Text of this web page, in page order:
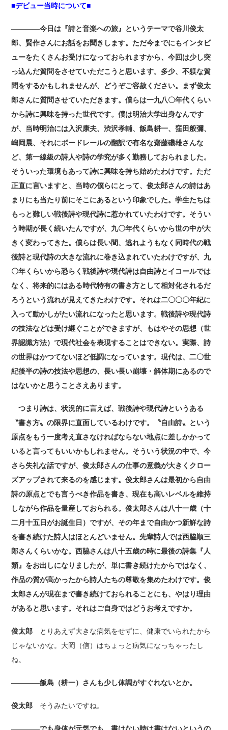
■デビュー当時について■
――――今日は『詩と音楽への旅』というテーマで谷川俊太
郎、賢作さんにお話をお聞きします。ただ今までにもインタビ
ューをたくさんお受けになっておられますから、今回は少し突
っ込んだ質問をさせていただこうと思います。多少、不躾な質
問をするかもしれませんが、どうぞご容赦ください。まず俊太
郎さんに質問させていただきます。僕らは一九八〇年代くらい
から詩に興味を持った世代です。僕は明治大学出身なんです
が、当時明治には入沢康夫、渋沢孝輔、飯島耕一、窪田般彌、
嶋岡晨、それにボードレールの翻訳で有名な齋藤磯雄さんな
ど、第一線級の詩人や詩の学究が多く勤務しておられました。
そういった環境もあって詩に興味を持ち始めたわけです。ただ
正直に言いますと、当時の僕らにとって、俊太郎さんの詩はあ
まりにも当たり前にそこにあるという印象でした。学生たちは
もっと難しい戦後詩や現代詩に惹かれていたわけです。そうい
う時期が長く続いたんですが、九〇年代くらいから世の中が大
きく変わってきた。僕らは長い間、逃れようもなく同時代の戦
後詩と現代詩の大きな流れに巻き込まれていたわけですが、九
〇年くらいから恐らく戦後詩や現代詩は自由詩とイコールでは
なく、将来的にはある時代特有の書き方として相対化されるだ
ろうという流れが見えてきたわけです。それは二〇〇〇年紀に
入って動かしがたい流れになったと思います。戦後詩や現代詩
の技法などは受け継ぐことができますが、もはやその思想（世
界認識方法）で現代社会を表現することはできない。実際、詩
の世界はかつてないほど低調になっています。現代は、二〇世
紀後半の詩の技法や思想の、長い長い崩壊・解体期にあるので
はないかと思うことさえあります。
つまり詩は、状況的に言えば、戦後詩や現代詩というある
〝書き方〟の限界に直面しているわけです。〝自由詩〟という
原点をもう一度考え直さなければならない地点に差しかかって
いると言ってもいいかもしれません。そういう状況の中で、今
さら失礼な話ですが、俊太郎さんの仕事の意義が大きくクロー
ズアップされて来るのを感じます。俊太郎さんは最初から自由
詩の原点とでも言うべき作品を書き、現在も高いレベルを維持
しながら作品を量産しておられる。俊太郎さんは八十一歳（十
二月十五日がお誕生日）ですが、その年まで自由かつ新鮮な詩
を書き続けた詩人はほとんどいません。先輩詩人では西脇順三
郎さんくらいかな。西脇さんは八十五歳の時に最後の詩集『人
類』をお出しになりましたが、単に書き続けたからではなく、
作品の質が高かったから詩人たちの尊敬を集めたわけです。俊
太郎さんが現在まで書き続けておられることにも、やはり理由
があると思います。それはご自身ではどうお考えですか。
俊太郎 とりあえず大きな病気をせずに、健康でいられたから
じゃないかな。大岡（信）はちょっと病気になっちゃったし
ね。
――――飯島（耕一）さんも少し体調がすぐれないとか。
俊太郎 そうみたいですね。